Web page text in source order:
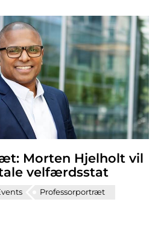
Morten Hjelholt vil
velfærdsstat
Professorportræt